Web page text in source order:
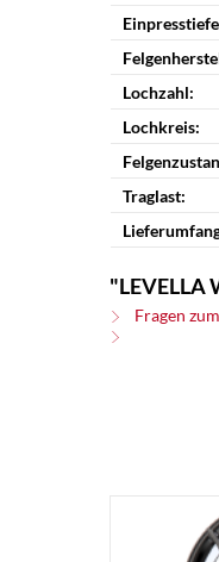
Lochzahl:
Lochkreis:
Traglast:
"LEVELLA
Fragen